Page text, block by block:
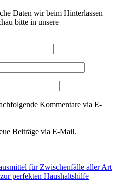
Daten wir beim Hinterlassen
bitte in unsere
Kommentare via E-
Beiträge via E-Mail.
für Zwischenfälle aller Art
perfekten Haushaltshilfe